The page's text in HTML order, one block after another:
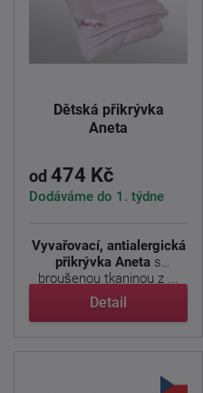
Dětská přikrývka
Aneta
od 474 Kč
Dodáváme do 1. týdne
Vyvařovací, antialergická
přikrývka Aneta s
broušenou tkaninou z ...
Detail